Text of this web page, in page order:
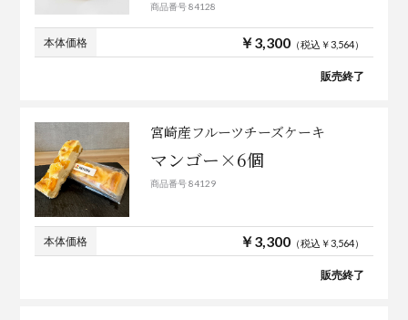
商品番号 84128
本体価格 ￥3,300（税込￥3,564）
販売終了
宮崎産フルーツチーズケーキ
マンゴー×6個
商品番号 84129
本体価格 ￥3,300（税込￥3,564）
販売終了